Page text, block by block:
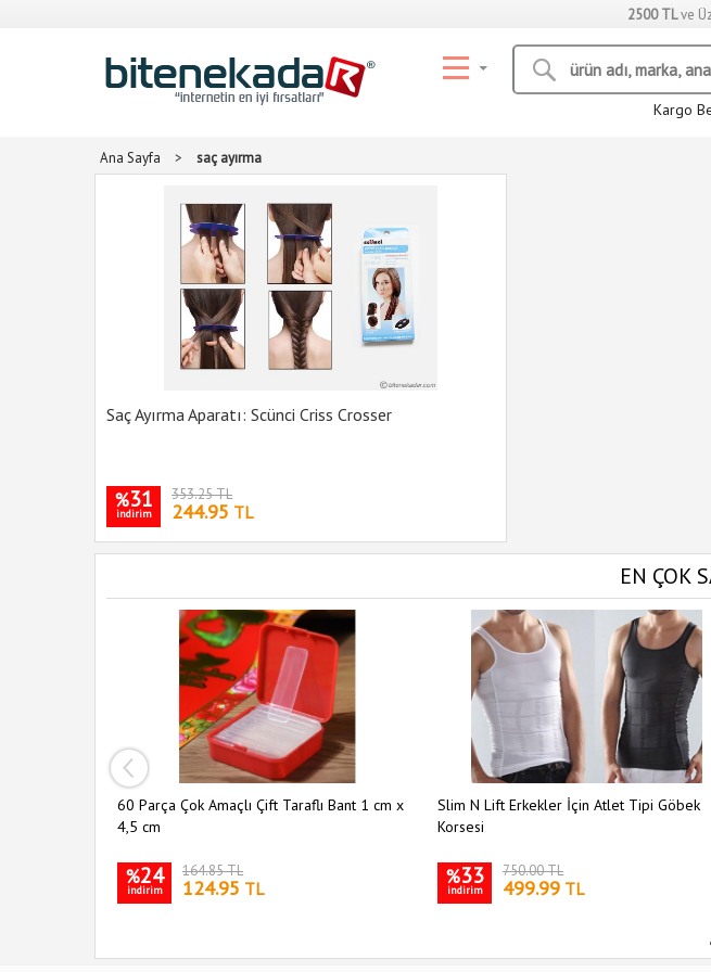
2500 TLve
Kargo
Ana Sayfa > saç ayırma
Saç Ayırma Aparatı: Scünci Criss Crosser
%31
indirim
353.25 TL
244.95 TL
EN ÇOK
60 Parça Çok Amaçlı Çift Taraflı Bant 1 cm x
4,5 cm
%24
indirim
164.85 TL
124.95 TL
Slim N Lift Erkekler İçin Atlet Tipi Göbek
Korsesi
%33
indirim
750.00 TL
499.99 TL